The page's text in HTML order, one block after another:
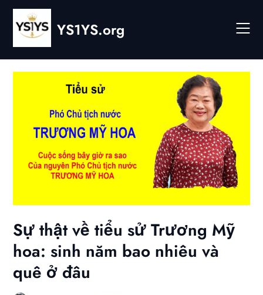
Skip
content
YS1YS.org
Sự thật về tiểu sử Trương Mỹ
hoa: sinh năm bao nhiêu và
quê ở đâu